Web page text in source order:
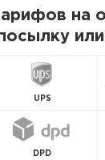
на
или
UPS
DPD